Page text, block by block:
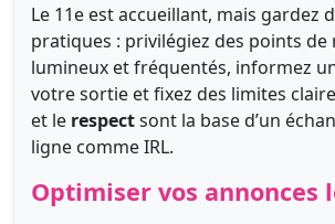
Le 11e est accueillant, mais gardez
pratiques : privilégiez des points de
lumineux et fréquentés, informez
votre sortie et fixez des limites
et le respectsont la base d’un
ligne comme IRL.
Optimiser vos annonces